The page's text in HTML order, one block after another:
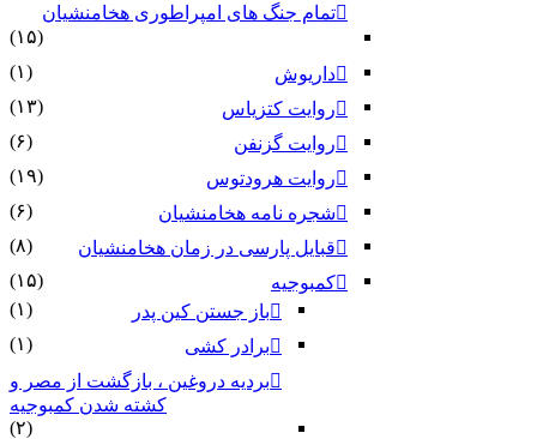
تمام جنگ های امپراطوری هخامنشیان
(۱۵)
داریوش
(۱)
روایت کتزیاس
(۱۳)
روایت گزنفن
(۶)
روایت هرودتوس
(۱۹)
شجره نامه هخامنشیان
(۶)
قبایل پارسی در زمان هخامنشیان
(۸)
کمبوجیه
(۱۵)
باز جستن کین پدر
(۱)
برادر کشی
(۱)
بردیه دروغین ، بازگشت از مصر و
کشته شدن کمبوجیه
(۲)